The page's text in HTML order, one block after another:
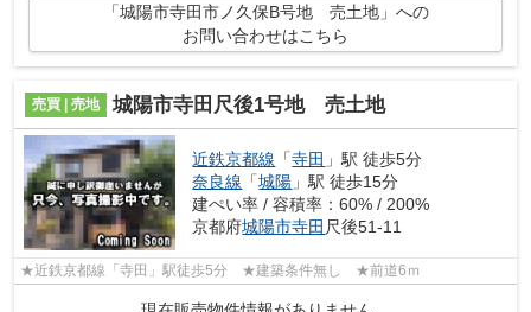
「城陽市寺田市ノ久保B号地 売土地」への
お問い合わせはこちら
売買 | 売地 城陽市寺田尺後1号地 売土地
近鉄京都線 「寺田 」駅 徒歩5分
奈良線 「城陽 」駅 徒歩15分
建ぺい率 / 容積率：60% / 200%
京都府城陽市寺田 尺後51-11
★近鉄京都線「寺田」駅徒歩5分 ★建築条件無し ★前道6ｍ